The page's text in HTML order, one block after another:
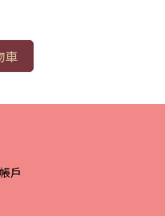
車
戶